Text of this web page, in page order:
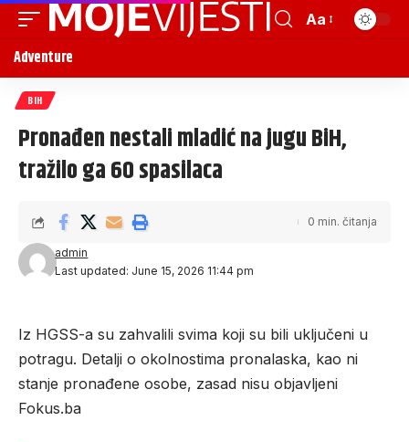
Aa
Adventure
BIH
Pronađen nestali mladić na jugu BiH,
tražilo ga 60 spasilaca
Last updated: June 15, 2026 11:44 pm
admin
0 min. čitanja
Iz HGSS-a su zahvalili svima koji su bili uključeni u
potragu. Detalji o okolnostima pronalaska, kao ni
stanje pronađene osobe, zasad nisu objavljeni
Fokus.ba